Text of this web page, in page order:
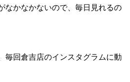
なかなかないので、毎日見れるの
毎回倉吉店のインスタグラムに動